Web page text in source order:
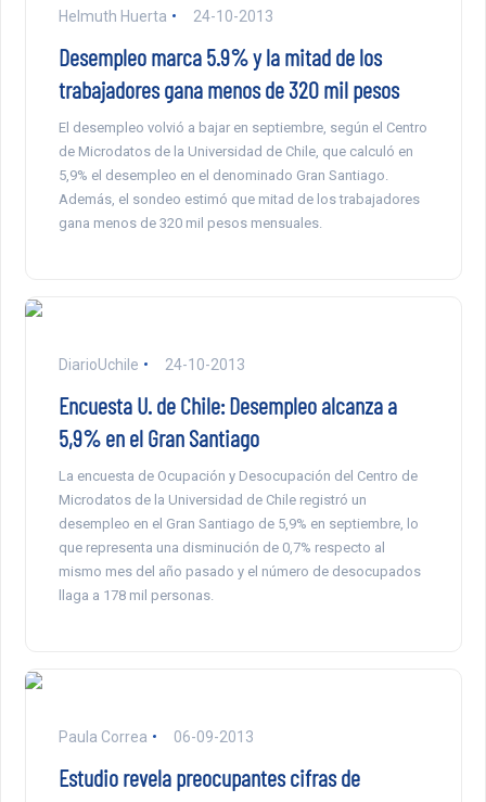
Helmuth Huerta 24-10-2013
Desempleo marca 5.9% y la mitad de los
trabajadores gana menos de 320 mil pesos
El desempleo volvió a bajar en septiembre, según el Centro
de Microdatos de la Universidad de Chile, que calculó en
5,9% el desempleo en el denominado Gran Santiago.
Además, el sondeo estimó que mitad de los trabajadores
gana menos de 320 mil pesos mensuales.
DiarioUchile 24-10-2013
Encuesta U. de Chile: Desempleo alcanza a
5,9% en el Gran Santiago
La encuesta de Ocupación y Desocupación del Centro de
Microdatos de la Universidad de Chile registró un
desempleo en el Gran Santiago de 5,9% en septiembre, lo
que representa una disminución de 0,7% respecto al
mismo mes del año pasado y el número de desocupados
llaga a 178 mil personas.
Paula Correa 06-09-2013
Estudio revela preocupantes cifras de